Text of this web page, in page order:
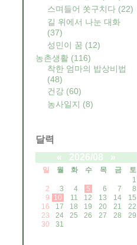
스며들어 쏫구치다 (22)
길 위에서 나눈 대화
(37)
성민이 꿈 (12)
농촌생활 (116)
착한 엄마의 밥상비법
(48)
건강 (60)
농사일지 (8)
달력
«
2026/08 »
일 월 화 수 목 금
토
1
2
3 4 5 6 7
8
9
10 11 12 13 14
15
16
17 18 19 20 21
22
23
24 25 26 27 28
29
30
31